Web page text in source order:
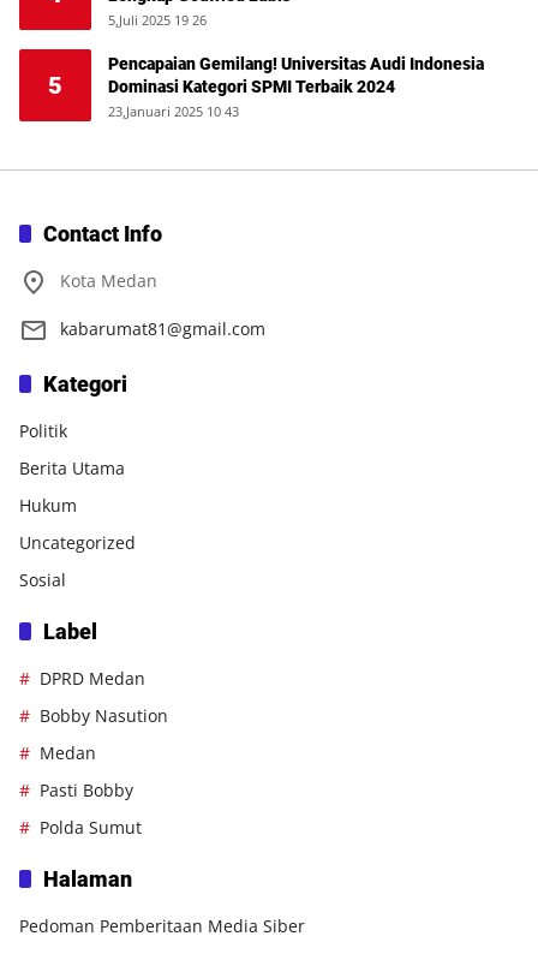
5,Juli 2025 19 26
5
Pencapaian Gemilang! Universitas Audi Indonesia
Dominasi Kategori SPMI Terbaik 2024
23,Januari 2025 10 43
Contact Info
Kota Medan
kabarumat81@gmail.com
Kategori
Politik
Berita Utama
Hukum
Uncategorized
Sosial
Label
DPRD Medan
Bobby Nasution
Medan
Pasti Bobby
Polda Sumut
Halaman
Pedoman Pemberitaan Media Siber